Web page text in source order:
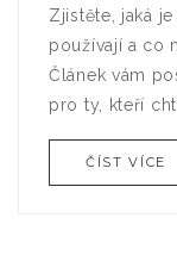
Zjistěte, jaká
používají a co
Článek vám
pro ty, kteří
intimního
ČÍST VÍCE